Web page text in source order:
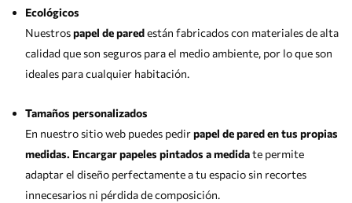
Ecológicos
Nuestrospapel de paredestán fabricados con materiales de alta
calidad que son seguros para el medio ambiente, por lo que son
ideales para cualquier habitación.
Tamaños personalizados
En nuestro sitio web puedes pedirpapel de pared en tus propias
medidas. Encargar papeles pintados a medidate permite
adaptar el diseño perfectamente a tu espacio sin recortes
innecesarios ni pérdida de composición.